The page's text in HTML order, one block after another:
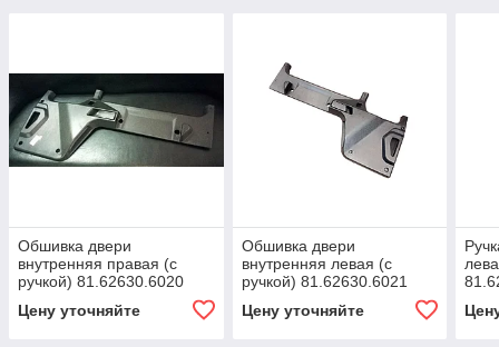
Обшивка двери
внутренняя правая (с
ручкой) 81.62630.6020
Цену уточняйте
Обшивка двери
внутренняя левая (с
ручкой) 81.62630.6021
Цену уточняйте